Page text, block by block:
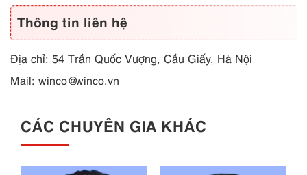
Thông tin liên hệ
Địa chỉ: 54 Trần Quốc Vượng, Cầu Giấy, Hà Nội
Mail: winco@winco.vn
CÁC CHUYÊN GIA KHÁC